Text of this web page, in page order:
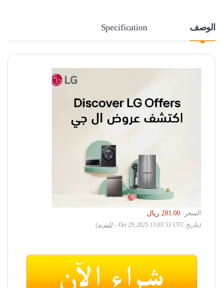
الوصف Specification
السعر:
‏281.00 ريال
(بتاريخ Oct 29, 2025 13:03:55 UTC – للمزيد)